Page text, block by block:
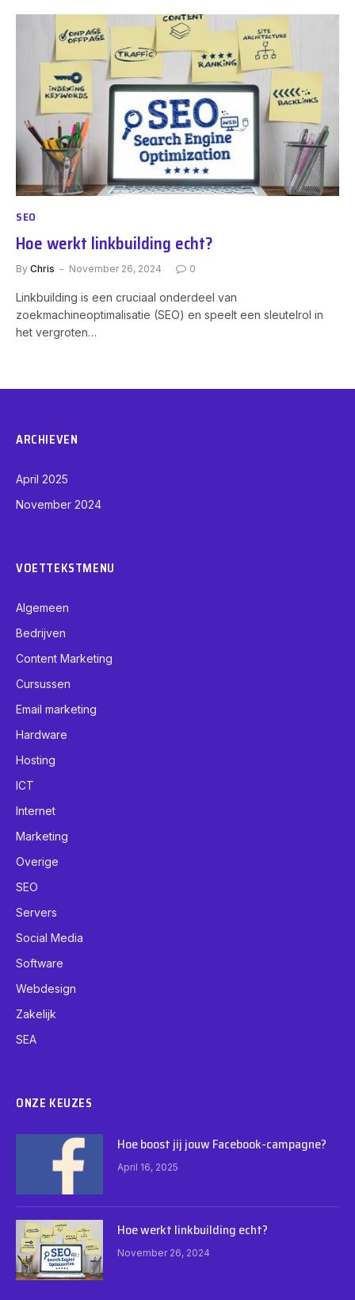
SEO
Hoe werkt linkbuilding echt?
By Chris November 26, 2024 0
Linkbuilding is een cruciaal onderdeel van
zoekmachineoptimalisatie (SEO) en speelt een sleutelrol in
het vergroten…
ARCHIEVEN
April 2025
November 2024
VOETTEKSTMENU
Algemeen
Bedrijven
Content Marketing
Cursussen
Email marketing
Hardware
Hosting
ICT
Internet
Marketing
Overige
SEO
Servers
Social Media
Software
Webdesign
Zakelijk
SEA
ONZE KEUZES
Hoe boost jij jouw Facebook-campagne?
April 16, 2025
Hoe werkt linkbuilding echt?
November 26, 2024